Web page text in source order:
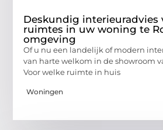
Deskundig interieuradvies
ruimtes in uw woning te
omgeving
Of u nu een landelijk of modern
van harte welkom in de showroom
Voor welke ruimte in huis
Woningen